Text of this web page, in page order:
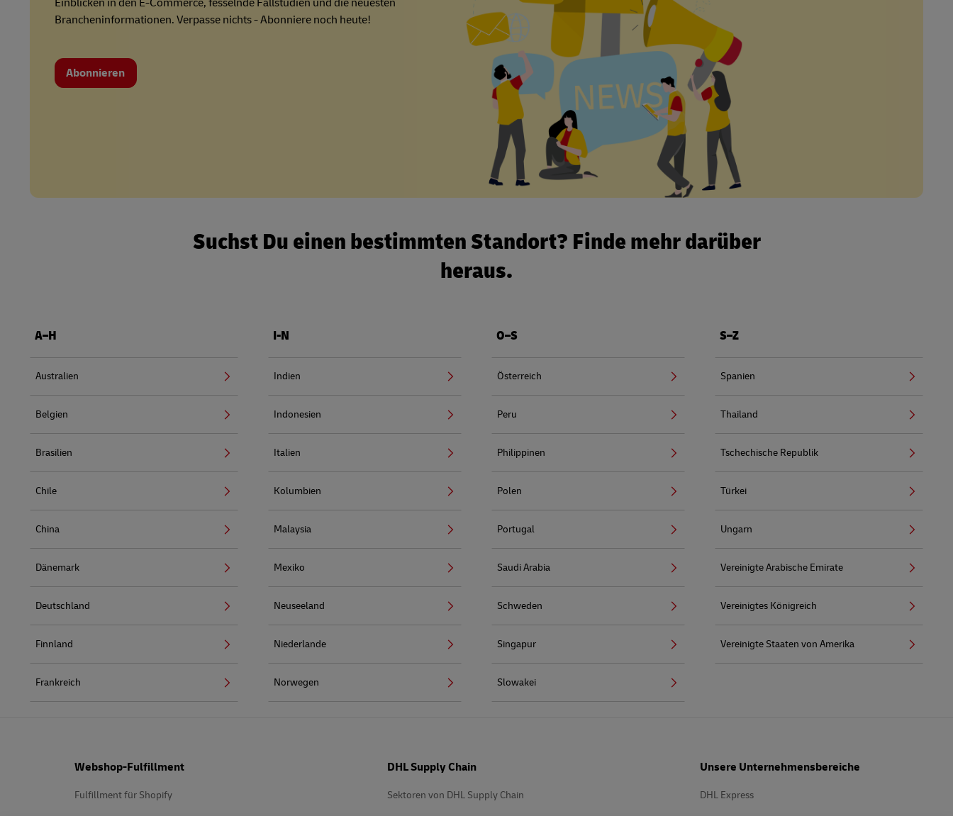
Einblicken in den E-Commerce, fesselnde Fallstudien und die neuesten
Brancheninformationen. Verpasse nichts - Abonniere noch heute!
Abonnieren
Suchst Du einen bestimmten Standort? Finde mehr darüber
heraus.
A–H
Australien
Belgien
Brasilien
Chile
China
Dänemark
Deutschland
Finnland
Frankreich
I-N
Indien
Indonesien
Italien
Kolumbien
Malaysia
Mexiko
Neuseeland
Niederlande
Norwegen
O–S
Österreich
Peru
Philippinen
Polen
Portugal
Saudi Arabia
Schweden
Singapur
Slowakei
S–Z
Spanien
Thailand
Tschechische Republik
Türkei
Ungarn
Vereinigte Arabische Emirate
Vereinigtes Königreich
Vereinigte Staaten von Amerika
Webshop-Fulfillment
Fulfillment für Shopify
DHL Supply Chain
Sektoren von DHL Supply Chain
Unsere Unternehmensbereiche
DHL Express